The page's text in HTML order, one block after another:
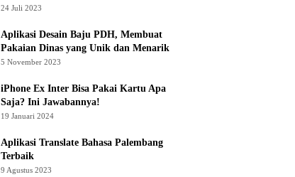
24 Juli 2023
Aplikasi Desain Baju PDH, Membuat
Pakaian Dinas yang Unik dan Menarik
5 November 2023
iPhone Ex Inter Bisa Pakai Kartu Apa
Saja? Ini Jawabannya!
19 Januari 2024
Aplikasi Translate Bahasa Palembang
Terbaik
9 Agustus 2023